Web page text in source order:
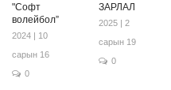
"Софт
волейбол”
2024 | 10
сарын 16
0
ЗАРЛАЛ
2025 | 2
сарын 19
0